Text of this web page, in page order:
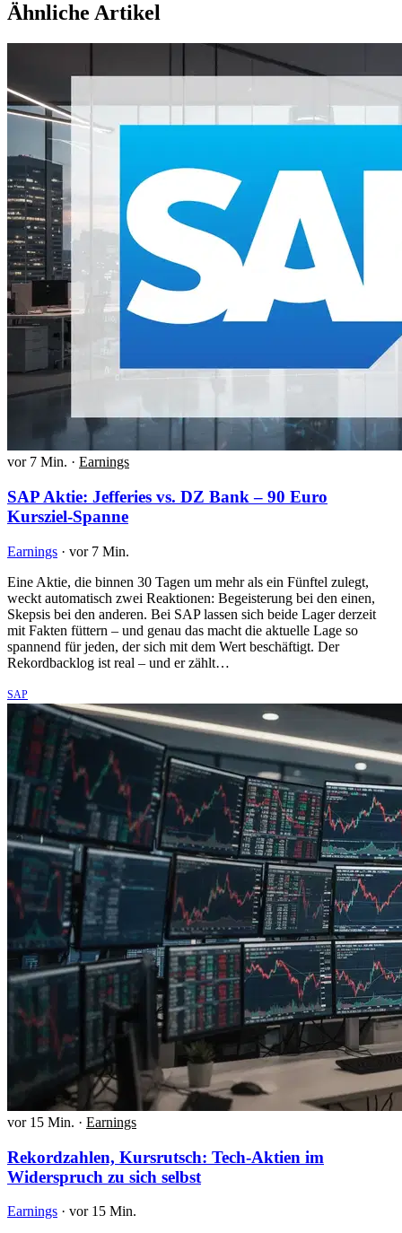
Ähnliche Artikel
vor 7 Min. · Earnings
SAP Aktie: Jefferies vs. DZ Bank – 90 Euro
Kursziel-Spanne
Earnings · vor 7 Min.
Eine Aktie, die binnen 30 Tagen um mehr als ein Fünftel zulegt,
weckt automatisch zwei Reaktionen: Begeisterung bei den einen,
Skepsis bei den anderen. Bei SAP lassen sich beide Lager derzeit
mit Fakten füttern – und genau das macht die aktuelle Lage so
spannend für jeden, der sich mit dem Wert beschäftigt. Der
Rekordbacklog ist real – und er zählt…
SAP
vor 15 Min. · Earnings
Rekordzahlen, Kursrutsch: Tech-Aktien im
Widerspruch zu sich selbst
Earnings · vor 15 Min.